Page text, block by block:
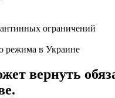
режима в Украине
вернуть